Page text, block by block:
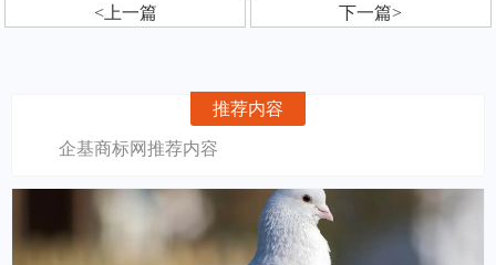
<上一篇 下一篇>
推荐内容
企基商标网推荐内容